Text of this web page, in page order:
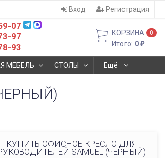
Вход Регистрация
07
97
93
КОРЗИНА 0
Итого: 0₽
МЕБЕЛЬ СТОЛЫ Ещё
КУПИТЬ ОФИСНОЕ КРЕСЛО ДЛЯ
SAMUEL (ЧЕРНЫЙ)